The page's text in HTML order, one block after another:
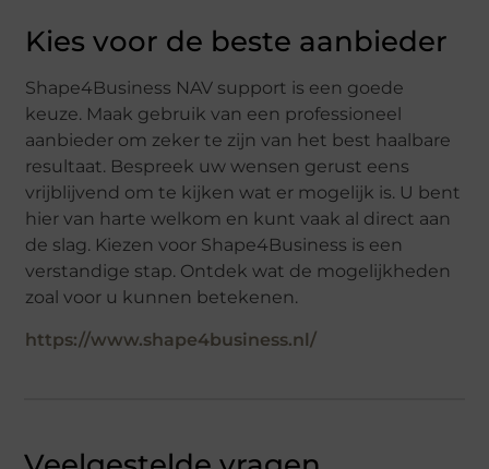
Kies voor de beste aanbieder
Shape4Business NAV support is een goede
keuze. Maak gebruik van een professioneel
aanbieder om zeker te zijn van het best haalbare
resultaat. Bespreek uw wensen gerust eens
vrijblijvend om te kijken wat er mogelijk is. U bent
hier van harte welkom en kunt vaak al direct aan
de slag. Kiezen voor Shape4Business is een
verstandige stap. Ontdek wat de mogelijkheden
zoal voor u kunnen betekenen.
https://www.shape4business.nl/